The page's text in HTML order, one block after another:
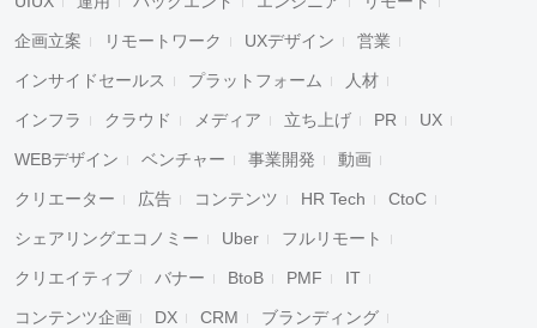
企画立案 リモートワーク UXデザイン 営業
インサイドセールス プラットフォーム 人材
インフラ クラウド メディア 立ち上げ PR UX
WEBデザイン ベンチャー 事業開発 動画
クリエーター 広告 コンテンツ HR Tech CtoC
シェアリングエコノミー Uber フルリモート
クリエイティブ バナー BtoB PMF IT
コンテンツ企画 DX CRM ブランディング